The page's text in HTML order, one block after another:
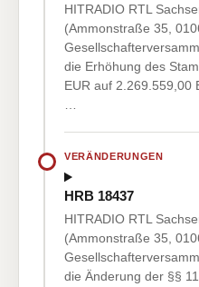
HITRADIO RTL
(Ammonstraße 35,
die Erhöhung des
EUR auf 2.269.559,00
VERÄNDERUNGEN
HRB 18437
HITRADIO RTL
(Ammonstraße 35,
die Änderung der §§